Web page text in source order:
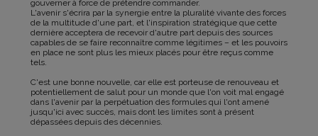
gouverner à force de prétendre commander.
L'avenir s'écrira par la synergie entre la pluralité vivante des forces
de la multitude d'une part, et l'inspiration stratégique que cette
dernière acceptera de recevoir d'autre part depuis des sources
capables de se faire reconnaître comme légitimes – et les pouvoirs
en place ne sont plus les mieux placés pour être reçus comme
tels.
C'est une bonne nouvelle, car elle est porteuse de renouveau et
potentiellement de salut pour un monde que l'on voit mal engagé
dans l'avenir par la perpétuation des formules qui l'ont amené
jusqu'ici avec succès, mais dont les limites sont à présent
dépassées depuis des décennies.